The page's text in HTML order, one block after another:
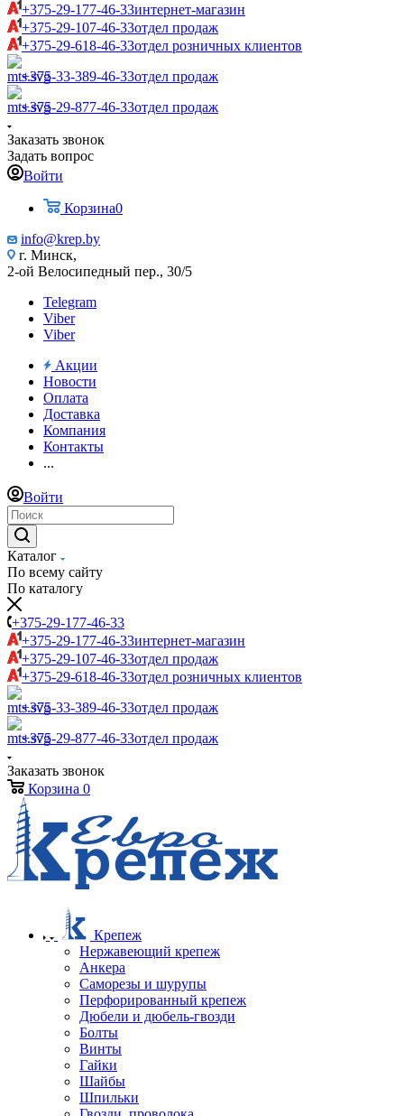
+375-29-177-46-33интернет-магазин
+375-29-107-46-33отдел продаж
+375-29-618-46-33отдел розничных клиентов
+375-33-389-46-33отдел продаж
+375-29-877-46-33отдел продаж
Заказать звонок
Задать вопрос
Войти
Корзина0
info@krep.by
г. Минск,
2-ой Велосипедный пер., 30/5
Telegram
Viber
Viber
Акции
Новости
Оплата
Доставка
Компания
Контакты
...
Войти
Каталог
По всему сайту
По каталогу
+375-29-177-46-33
+375-29-177-46-33интернет-магазин
+375-29-107-46-33отдел продаж
+375-29-618-46-33отдел розничных клиентов
+375-33-389-46-33отдел продаж
+375-29-877-46-33отдел продаж
Заказать звонок
Корзина 0
Крепеж
Нержавеющий крепеж
Анкера
Саморезы и шурупы
Перфорированный крепеж
Дюбели и дюбель-гвозди
Болты
Винты
Гайки
Шайбы
Шпильки